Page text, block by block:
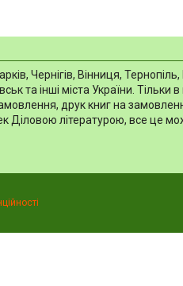
Чернігів, Вінниця, Тернопіль,
та інші міста України. Тільки
друк книг на
Діловою літературою, все це